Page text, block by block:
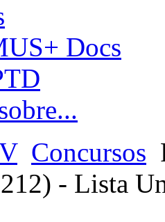
Docs
Concursos
- Lista